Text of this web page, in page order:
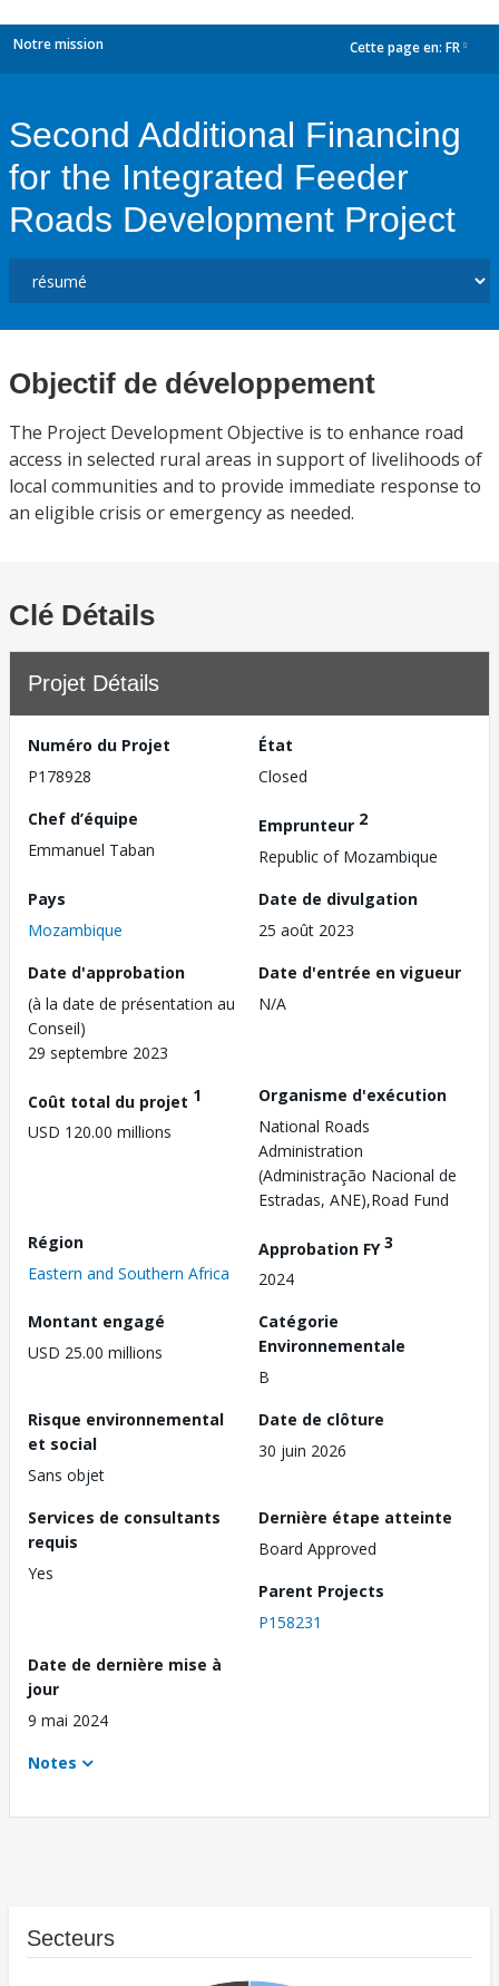
Notre mission Cette page en: FR
Second Additional Financing
for the Integrated Feeder
Roads Development Project
Objectif de développement
The Project Development Objective is to enhance road
access in selected rural areas in support of livelihoods of
local communities and to provide immediate response to
an eligible crisis or emergency as needed.
Clé Détails
Projet Détails
Numéro du Projet
P178928
État
Closed
Chef d’équipe
Emmanuel Taban
Emprunteur 2
Republic of Mozambique
Pays
Mozambique
Date de divulgation
25 août 2023
Date d'approbation
(à la date de présentation au
Conseil)
29 septembre 2023
Date d'entrée en vigueur
N/A
Coût total du projet 1
USD 120.00 millions
Organisme d'exécution
National Roads
Administration
(Administração Nacional de
Estradas, ANE),Road Fund
Région
Eastern and Southern Africa
Approbation FY3
2024
Montant engagé
USD 25.00 millions
Catégorie
Environnementale
B
Risque environnemental
et social
Sans objet
Date de clôture
30 juin 2026
Services de consultants
requis
Yes
Dernière étape atteinte
Board Approved
Parent Projects
P158231
Date de dernière mise à
jour
9 mai 2024
Notes
Secteurs